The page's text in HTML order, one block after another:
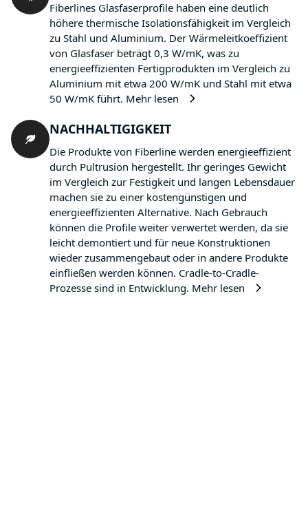
Fiberlines Glasfaserprofile haben eine deutlich
höhere thermische Isolationsfähigkeit im Vergleich
zu Stahl und Aluminium. Der Wärmeleitkoeffizient
von Glasfaser beträgt 0,3 W/mK, was zu
energieeffizienten Fertigprodukten im Vergleich zu
Aluminium mit etwa 200 W/mK und Stahl mit etwa
50 W/mK führt. Mehr lesen
NACHHALTIGIGKEIT
Die Produkte von Fiberline werden energieeffizient
durch Pultrusion hergestellt. Ihr geringes Gewicht
im Vergleich zur Festigkeit und langen Lebensdauer
machen sie zu einer kostengünstigen und
energieeffizienten Alternative. Nach Gebrauch
können die Profile weiter verwertet werden, da sie
leicht demontiert und für neue Konstruktionen
wieder zusammengebaut oder in andere Produkte
einfließen werden können. Cradle-to-Cradle-
Prozesse sind in Entwicklung. Mehr lesen